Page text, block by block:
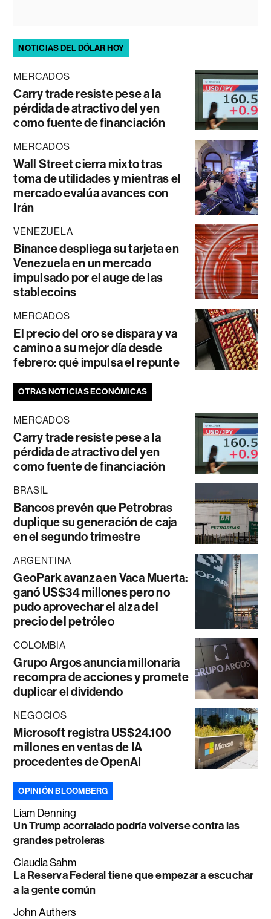
NOTICIAS DEL DÓLAR HOY
MERCADOS
Carry trade resiste pese a la
pérdida de atractivo del yen
como fuente de financiación
MERCADOS
Wall Street cierra mixto tras
toma de utilidades y mientras el
mercado evalúa avances con
Irán
VENEZUELA
Binance despliega su tarjeta en
Venezuela en un mercado
impulsado por el auge de las
stablecoins
MERCADOS
El precio del oro se dispara y va
camino a su mejor día desde
febrero: qué impulsa el repunte
OTRAS NOTICIAS ECONÓMICAS
MERCADOS
Carry trade resiste pese a la
pérdida de atractivo del yen
como fuente de financiación
BRASIL
Bancos prevén que Petrobras
duplique su generación de caja
en el segundo trimestre
ARGENTINA
GeoPark avanza en Vaca Muerta:
ganó US$34 millones pero no
pudo aprovechar el alza del
precio del petróleo
COLOMBIA
Grupo Argos anuncia millonaria
recompra de acciones y promete
duplicar el dividendo
NEGOCIOS
Microsoft registra US$24.100
millones en ventas de IA
procedentes de OpenAI
OPINIÓN BLOOMBERG
Liam Denning
Un Trump acorralado podría volverse contra las
grandes petroleras
Claudia Sahm
La Reserva Federal tiene que empezar a escuchar
a la gente común
John Authers